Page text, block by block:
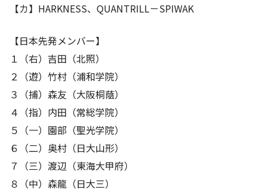
【カ】HARKNESS、QUANTRILL－SPIWAK
【日本先発メンバー】
１（右）吉田（北照）
２（遊）竹村（浦和学院）
３（捕）森友（大阪桐蔭）
４（指）内田（常総学院）
５（一）園部（聖光学院）
６（二）奥村（日大山形）
７（三）渡辺（東海大甲府）
８（中）森龍（日大三）